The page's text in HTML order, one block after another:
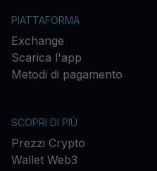
PIATTAFORMA
Exchange
Scarica l'app
Metodi di pagamento
SCOPRI DI PIÙ
Prezzi Crypto
Wallet Web3